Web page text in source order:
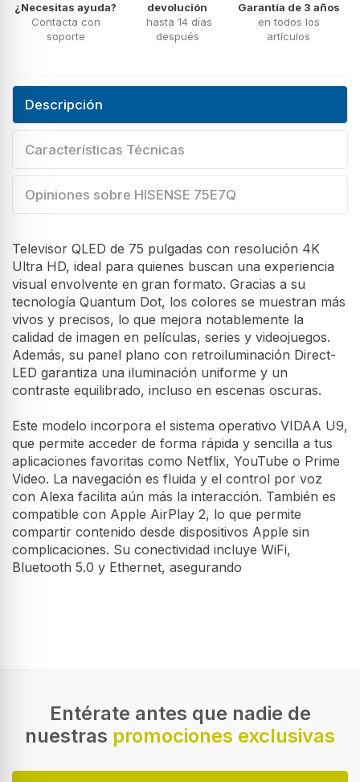
¿Necesitas ayuda?
Contacta con
soporte
devolución
hasta 14 días
después
Garantía de 3 años
en todos los
artículos
Descripción
Características Técnicas
Opiniones sobre HISENSE 75E7Q
Televisor QLED de 75 pulgadas con resolución 4K
Ultra HD, ideal para quienes buscan una experiencia
visual envolvente en gran formato. Gracias a su
tecnología Quantum Dot, los colores se muestran más
vivos y precisos, lo que mejora notablemente la
calidad de imagen en películas, series y videojuegos.
Además, su panel plano con retroiluminación Direct-
LED garantiza una iluminación uniforme y un
contraste equilibrado, incluso en escenas oscuras.
Este modelo incorpora el sistema operativo VIDAA U9,
que permite acceder de forma rápida y sencilla a tus
aplicaciones favoritas como Netflix, YouTube o Prime
Video. La navegación es fluida y el control por voz
con Alexa facilita aún más la interacción. También es
compatible con Apple AirPlay 2, lo que permite
compartir contenido desde dispositivos Apple sin
complicaciones. Su conectividad incluye WiFi,
Bluetooth 5.0 y Ethernet, asegurando
4K Ultra HD
Tecnología de visualización
Entérate antes que nadie de
nuestras promociones exclusivas